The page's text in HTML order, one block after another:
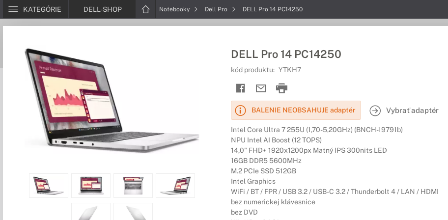
KATEGÓRIE DELL-SHOP Notebooky Dell Pro DELL Pro 14 PC14250
DELL Pro 14 PC14250
kód produktu: YTKH7
BALENIE NEOBSAHUJE adaptér Vybrať adaptér
Intel Core Ultra 7 255U (1,70-5,20GHz) (BNCH-19791b)
NPU Intel AI Boost (12 TOPS)
14,0" FHD+ 1920x1200px Matný IPS 300nits LED
16GB DDR5 5600MHz
M.2 PCIe SSD 512GB
Intel Graphics
WiFi / BT / FPR / USB 3.2 / USB-C 3.2 / Thunderbolt 4 / LAN / HDMI
bez numerickej klávesnice
bez DVD